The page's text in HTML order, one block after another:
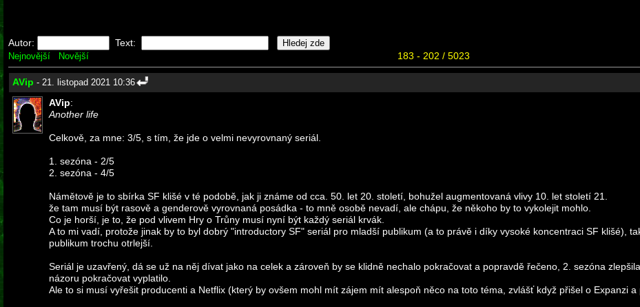
Autor: Text:
Nejnovější Novější 183 - 202 / 5023
AVip - 21. listopad 2021 10:36
AVip:
Another life
Celkově, za mne: 3/5, s tím, že jde o velmi nevyrovnaný seriál.
1. sezóna - 2/5
2. sezóna - 4/5
Námětově je to sbírka SF klišé v té podobě, jak ji známe od cca. 50. let 20. století, bohužel augmentovaná vlivy 10. let století 21.
že tam musí být rasově a genderově vyrovnaná posádka - to mně osobě nevadí, ale chápu, že někoho by to vykolejit mohlo.
Co je horší, je to, že pod vlivem Hry o Trůny musí nyní být každý seriál krvák.
A to mi vadí, protože jinak by to byl dobrý "introductory SF" seriál pro mladší publikum (a to právě i díky vysoké koncentraci SF klišé),
publikum trochu otrlejší.
Seriál je uzavřený, dá se už na něj dívat jako na celek a zároveň by se klidně nechalo pokračovat a popravdě řečeno, 2. sezóna
názoru pokračovat vyplatilo.
Ale to si musí vyřešit producenti a Netflix (který by ovšem mohl mít zájem mít alespoň něco na toto téma, zvlášť když přišel o Expanzi a